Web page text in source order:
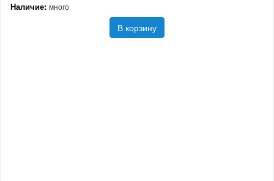
Наличие: много
В корзину